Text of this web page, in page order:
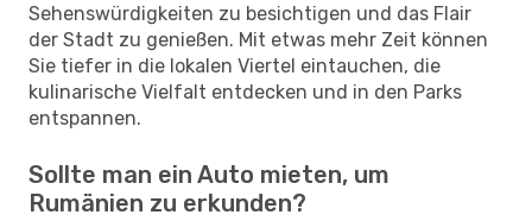
Sehenswürdigkeiten zu besichtigen und das Flair
der Stadt zu genießen. Mit etwas mehr Zeit können
Sie tiefer in die lokalen Viertel eintauchen, die
kulinarische Vielfalt entdecken und in den Parks
entspannen.
Sollte man ein Auto mieten, um
Rumänien zu erkunden?